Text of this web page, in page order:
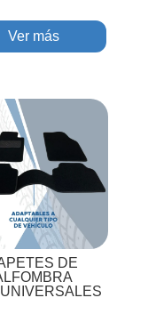
Ver más
DE